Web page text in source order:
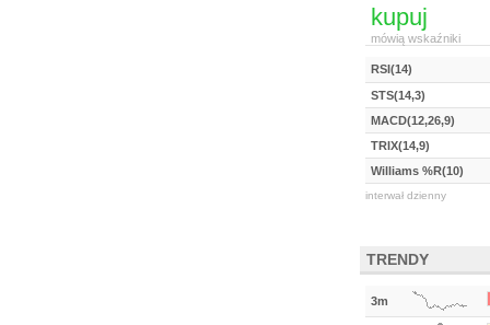
kupuj
mówią wskaźniki
RSI(14)
STS(14,3)
MACD(12,26,9)
TRIX(14,9)
Williams %R(10)
interwał dzienny
TRENDY
3m